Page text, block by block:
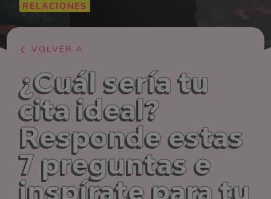
RELACIONES
VOLVER A
¿Cuál sería tu
cita ideal?
Responde estas
7 preguntas e
inspírate para tu